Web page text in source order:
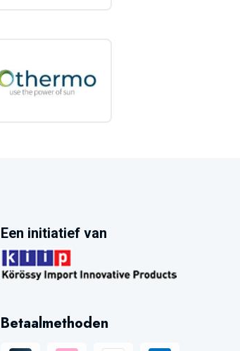
Een initiatief van
Betaalmethoden